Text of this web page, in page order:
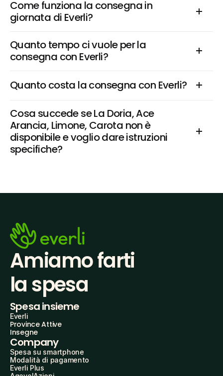
Come funziona la consegna in
giornata di Everli?
Quanto tempo ci vuole per la
consegna con Everli?
Quanto costa la consegna con Everli?
Cosa succede se La Doria, Ace
Arancia, Limone, Carota non è
disponibile e voglio dare istruzioni
specifiche?
Amiamo farti
la spesa
Spesa insieme
Everli
Province Attive
Insegne
Company
Spesa su smartphone
Modalità di pagamento
Everli Plus